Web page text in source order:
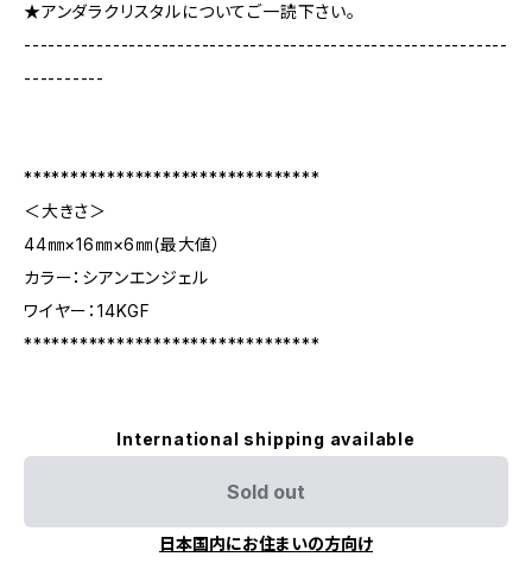
★アンダラクリスタルについてご一読下さい。
------------------------------------------------------------
----------
********************************
＜大きさ＞
44㎜×16㎜×6㎜(最大値）
カラー：シアンエンジェル
ワイヤー：14KGF
********************************
International shipping available
Sold out
日本国内にお住まいの方向け